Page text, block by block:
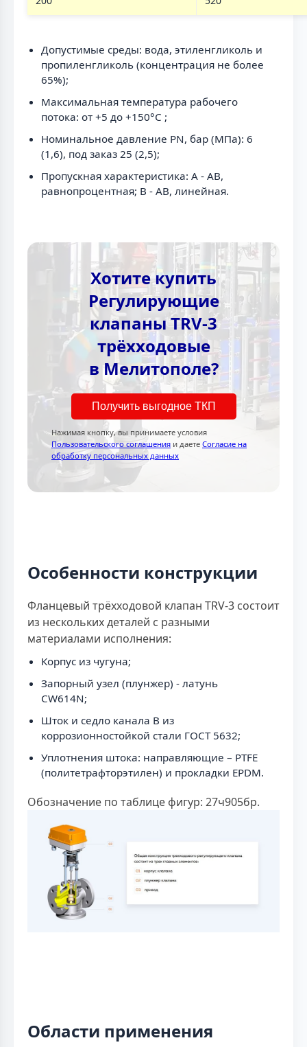
Допустимые среды: вода, этиленгликоль и
пропиленгликоль (концентрация не более
65%);
Максимальная температура рабочего
потока: от +5 до +150°С ;
Номинальное давление PN, бар (МПа): 6
(1,6), под заказ 25 (2,5);
Пропускная характеристика: A - AB,
равнопроцентная; B - AB, линейная.
Хотите купить
Регулирующие
клапаны TRV-3
трёхходовые
в Мелитополе?
Получить выгодное ТКП
Нажимая кнопку, вы принимаете условия
Пользовательского соглашения и даете Согласие на
обработку персональных данных
Особенности конструкции
Фланцевый трёхходовой клапан TRV-3 состоит
из нескольких деталей с разными
материалами исполнения:
Корпус из чугуна;
Запорный узел (плунжер) - латунь
CW614N;
Шток и седло канала B из
коррозионностойкой стали ГОСТ 5632;
Уплотнения штока: направляющие – PTFE
(политетрафторэтилен) и прокладки EPDM.
Обозначение по таблице фигур: 27ч905бр.
Области применения